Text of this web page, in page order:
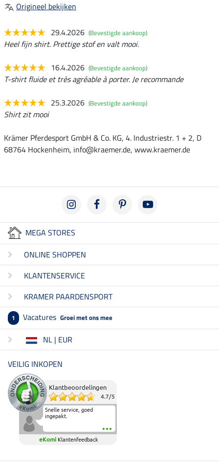
Origineel bekijken
29.4.2026 (Bevestigde aankoop)
Heel fijn shirt. Prettige stof en valt mooi.
16.4.2026 (Bevestigde aankoop)
T-shirt fluide et très agréable à porter. Je recommande
25.3.2026 (Bevestigde aankoop)
Shirt zit mooi
Krämer Pferdesport GmbH & Co. KG, 4. Industriestr. 1 + 2, D
68764 Hockenheim, info@kraemer.de, www.kraemer.de
MEGA STORES
ONLINE SHOPPEN
KLANTENSERVICE
KRAMER PAARDENSPORT
1 Vacatures Groei met ons mee
NL | EUR
VEILIG INKOPEN
Klantbeoordelingen
4.7/5
Snelle service, goed
ingepakt.
eKomi Klantenfeedback